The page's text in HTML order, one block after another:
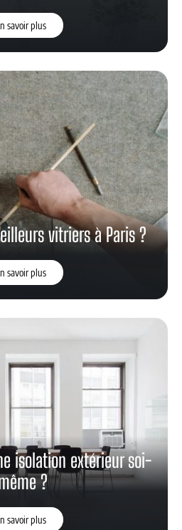
savoir plus
vitriers à Paris ?
savoir plus
isolation extérieur soi-
?
savoir plus